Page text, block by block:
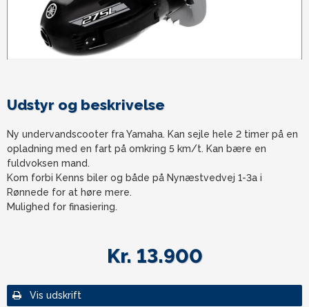
Udstyr og beskrivelse
Ny undervandscooter fra Yamaha. Kan sejle hele 2 timer på en
opladning med en fart på omkring 5 km/t. Kan bære en
fuldvoksen mand.
Kom forbi Kenns biler og både på Nynæstvedvej 1-3a i
Rønnede for at høre mere.
Mulighed for finasiering.
Kr. 13.900
Vis udskrift